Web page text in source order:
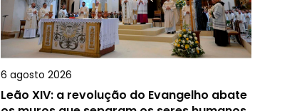
6 agosto 2026
Leão XIV: a revolução do Evangelho abate